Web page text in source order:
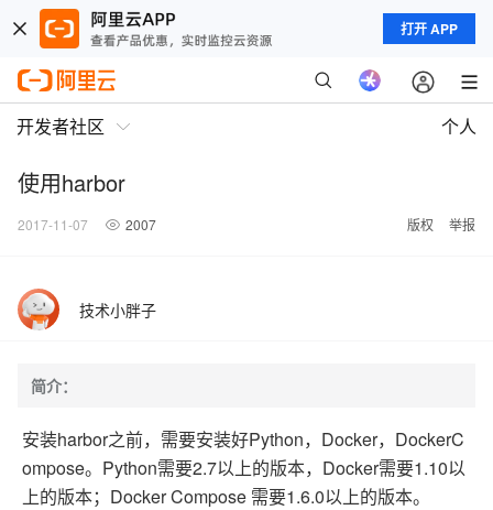
打开 APP
开发者社区 个人
使用harbor
2017-11-07 2007 版权 举报
技术小胖子
简介：
安装harbor之前，需要安装好Python，Docker，DockerC
ompose。Python需要2.7以上的版本，Docker需要1.10以
上的版本；Docker Compose 需要1.6.0以上的版本。